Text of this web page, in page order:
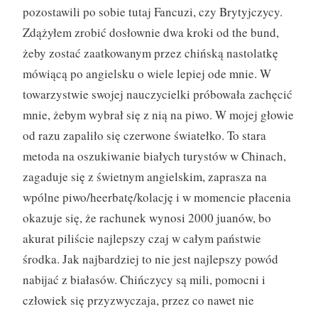
pozostawili po sobie tutaj Fancuzi, czy Brytyjczycy.
Zdążyłem zrobić dosłownie dwa kroki od the bund,
żeby zostać zaatkowanym przez chińską nastolatkę
mówiącą po angielsku o wiele lepiej ode mnie. W
towarzystwie swojej nauczycielki próbowała zachęcić
mnie, żebym wybrał się z nią na piwo. W mojej głowie
od razu zapaliło się czerwone światełko. To stara
metoda na oszukiwanie białych turystów w Chinach,
zagaduje się z świetnym angielskim, zaprasza na
wpólne piwo/heerbatę/kolację i w momencie płacenia
okazuje się, że rachunek wynosi 2000 juanów, bo
akurat piliście najlepszy czaj w całym państwie
środka. Jak najbardziej to nie jest najlepszy powód
nabijać z białasów. Chińczycy są mili, pomocni i
człowiek się przyzwyczaja, przez co nawet nie